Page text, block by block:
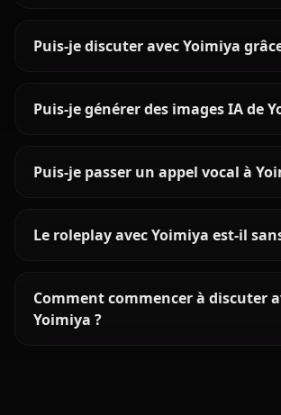
Puis-je discuter avec Yoimiya
Puis-je générer des images IA de
Puis-je passer un appel vocal à
Le roleplay avec Yoimiya est-il
Comment commencer à discuter
Yoimiya ?